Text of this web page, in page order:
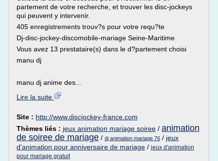
partement de votre recherche, et trouver les disc-jockeys
qui peuvent y intervenir.
405 enregistrements trouv?s pour votre requ?te
Dj-disc-jockey-discomobile-mariage Seine-Maritime
Vous avez 13 prestataire(s) dans le d?partement choisi
manu dj
manu dj anime des...
Lire la suite
Site : http://www.discjockey-france.com
Thèmes liés : jeux animation mariage soiree / animation
de soiree de mariage / dj animation mariage 76 / jeux
d'animation pour anniversaire de mariage / jeux d'animation
pour mariage gratuit